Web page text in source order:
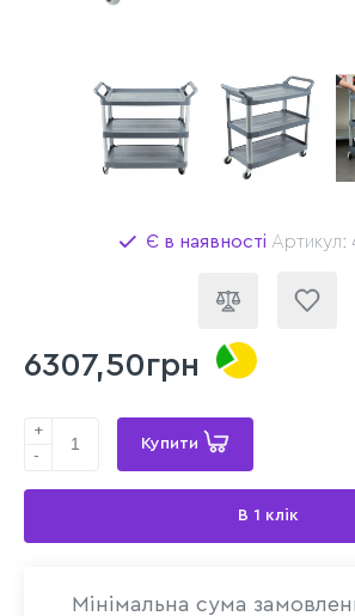
Є в наявності Артикул:
6307,50грн
+
-
Купити
В 1 клік
Мінімальна сума